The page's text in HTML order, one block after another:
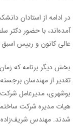
در ادامه از استادان
آمده‌اند، با حضور دکتر
عالی کانون و رییس
بخش دیگر برنامه که
بوشهری، مدیرعامل
هیات مدیره شرکت